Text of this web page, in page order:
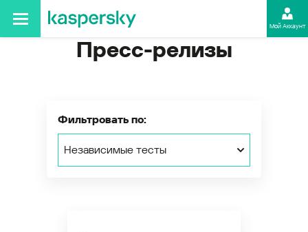
Мой Аккаунт
Пресс-релизы
Фильтровать по:
Независимые тесты